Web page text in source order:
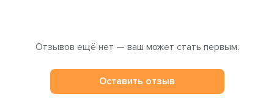
Отзывов ещё нет — ваш может стать первым.
Оставить отзыв